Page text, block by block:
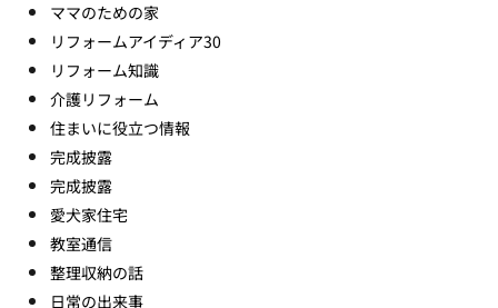
ママのための家
リフォームアイディア30
リフォーム知識
介護リフォーム
住まいに役立つ情報
完成披露
完成披露
愛犬家住宅
教室通信
整理収納の話
日常の出来事